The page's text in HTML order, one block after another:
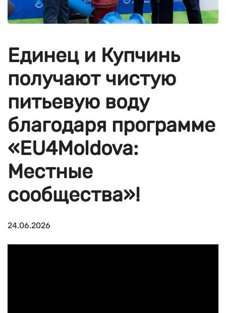
Единец и Купчинь
получают чистую
питьевую воду
благодаря программе
«EU4Moldova:
Местные
сообщества»!
24.06.2026